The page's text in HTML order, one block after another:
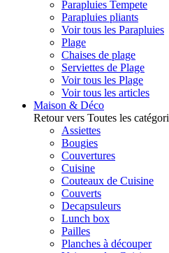
Parapluies Tempete
Parapluies pliants
Voir tous les Parapluies
Plage
Chaises de plage
Serviettes de Plage
Voir tous les Plage
Voir tous les articles
Maison & Déco
Retour vers Toutes les
Assiettes
Bougies
Couvertures
Cuisine
Couteaux de Cuisine
Couverts
Decapsuleurs
Lunch box
Pailles
Planches à découper